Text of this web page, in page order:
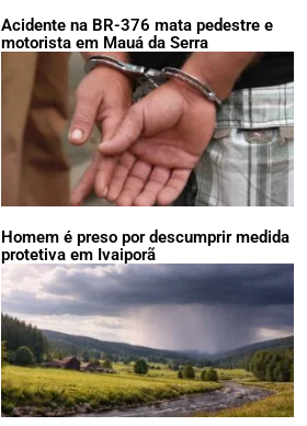
Acidente na BR-376 mata pedestre e
motorista em Mauá da Serra
Homem é preso por descumprir medida
protetiva em Ivaiporã